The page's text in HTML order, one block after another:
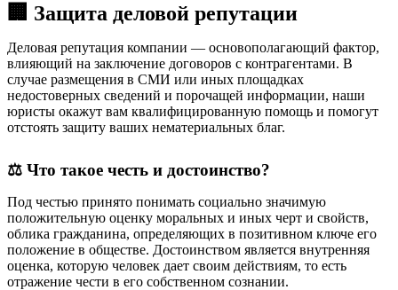
🏢 Защита деловой репутации
Деловая репутация компании — основополагающий фактор,
влияющий на заключение договоров с контрагентами. В
случае размещения в СМИ или иных площадках
недостоверных сведений и порочащей информации, наши
юристы окажут вам квалифицированную помощь и помогут
отстоять защиту ваших нематериальных благ.
⚖️ Что такое честь и достоинство?
Под честью принято понимать социально значимую
положительную оценку моральных и иных черт и свойств,
облика гражданина, определяющих в позитивном ключе его
положение в обществе. Достоинством является внутренняя
оценка, которую человек дает своим действиям, то есть
отражение чести в его собственном сознании.